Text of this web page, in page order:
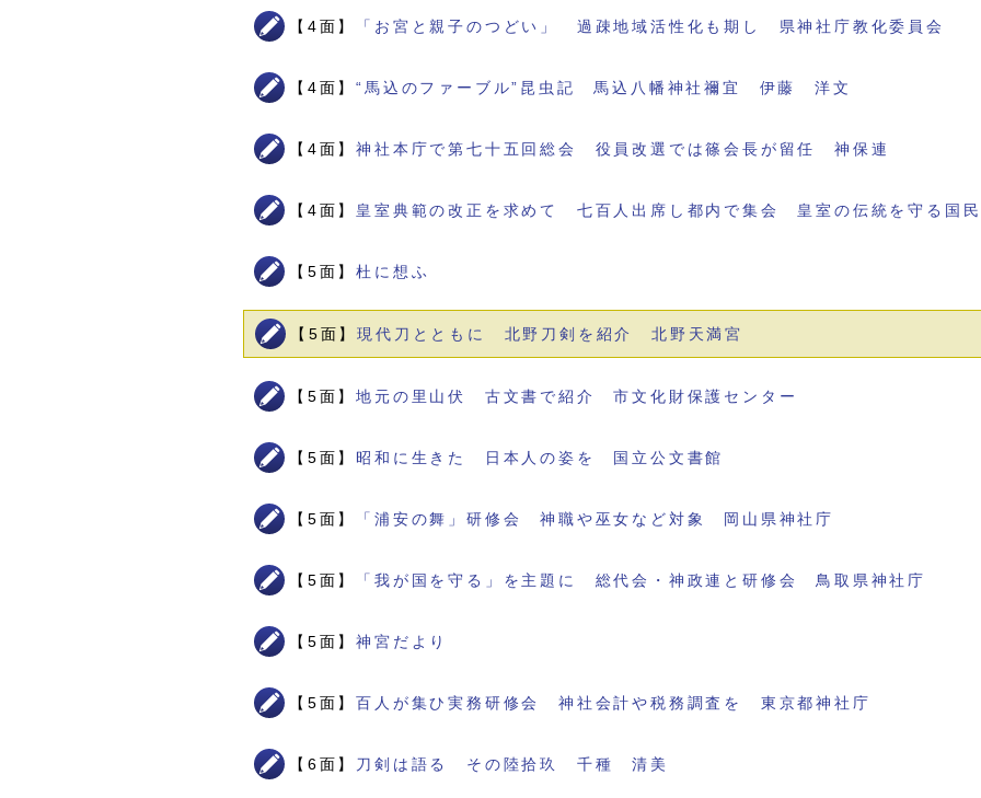
【4面】 「お宮と親子のつどい」 過疎地域活性化も期し 県神社庁教化委員会
【4面】“馬込のファーブル”昆虫記 馬込八幡神社禰宜 伊藤 洋文
【4面】神社本庁で第七十五回総会 役員改選では篠会長が留任 神保連
【4面】 皇室典範の改正を求めて 七百人出席し都内で集会 皇室の伝統を守る国
【5面】杜に想ふ
【5面】現代刀とともに 北野刀剣を紹介 北野天満宮
【5面】地元の里山伏 古文書で紹介 市文化財保護センター
【5面】 昭和に生きた 日本人の姿を 国立公文書館
【5面】 「浦安の舞」研修会 神職や巫女など対象 岡山県神社庁
【5面】 「我が国を守る」を主題に 総代会・神政連と研修会 鳥取県神社庁
【5面】神宮だより
【5面】百人が集ひ実務研修会 神社会計や税務調査を 東京都神社庁
【6面】 刀剣は語る その陸拾玖 千種 清美